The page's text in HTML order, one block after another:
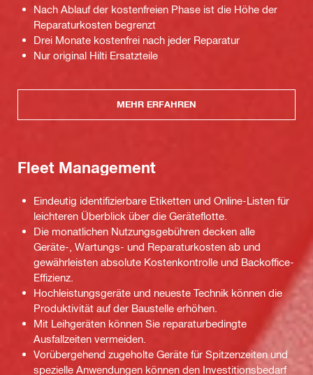
Nach Ablauf der kostenfreien Phase ist die Höhe der
Reparaturkosten begrenzt
Drei Monate kostenfrei nach jeder Reparatur
Nur original Hilti Ersatzteile
MEHR ERFAHREN
Fleet Management
Eindeutig identifizierbare Etiketten und Online-Listen für
leichteren Überblick über die Geräteflotte.
Die monatlichen Nutzungsgebühren decken alle
Geräte-, Wartungs- und Reparaturkosten ab und
gewährleisten absolute Kostenkontrolle und Backoffice-
Effizienz.
Hochleistungsgeräte und neueste Technik können die
Produktivität auf der Baustelle erhöhen.
Mit Leihgeräten können Sie reparaturbedingte
Ausfallzeiten vermeiden.
Vorübergehend zugeholte Geräte für Spitzenzeiten und
spezielle Anwendungen können den Investitionsbedarf